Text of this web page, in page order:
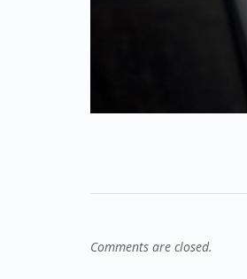
Comments are closed.